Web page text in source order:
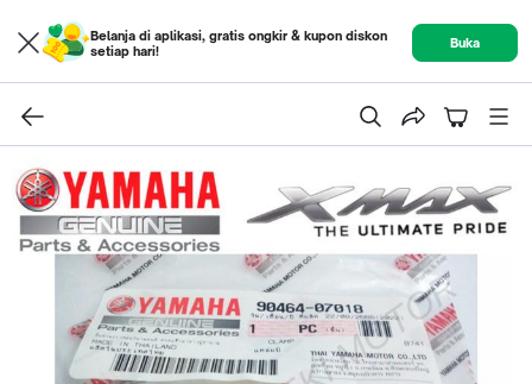
Belanja di aplikasi, gratis ongkir & kupon diskon
setiap hari!
Buka